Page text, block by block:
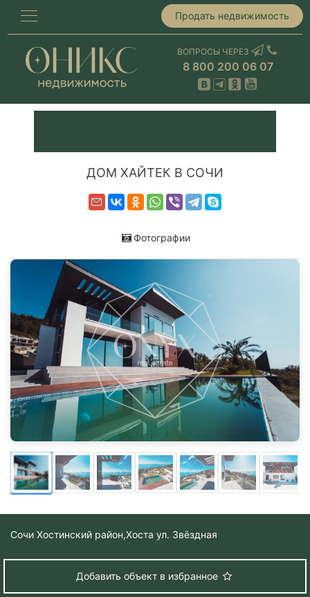
Продать недвижимость
ВОПРОСЫ ЧЕРЕЗ
8 800 200 06 07
ДОМ ХАЙТЕК В СОЧИ
Фотографии
Сочи Хостинский район,Хоста ул. Звёздная
Добавить объект в избранное